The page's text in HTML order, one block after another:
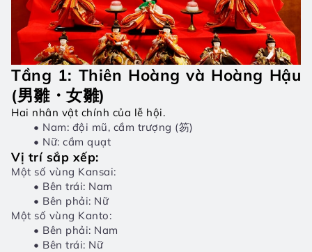
Tầng 1: Thiên Hoàng và Hoàng Hậu
(男雛・女雛)
Hai nhân vật chính của lễ hội.
Nam: đội mũ, cầm trượng (笏)
Nữ: cầm quạt
Vị trí sắp xếp:
Một số vùng Kansai:
Bên trái: Nam
Bên phải: Nữ
Một số vùng Kanto:
Bên phải: Nam
Bên trái: Nữ